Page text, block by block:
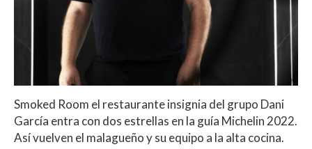
Smoked Room el restaurante insignia del grupo Dani
García entra con dos estrellas en la guía Michelin 2022.
Así vuelven el malagueño y su equipo a la alta cocina.